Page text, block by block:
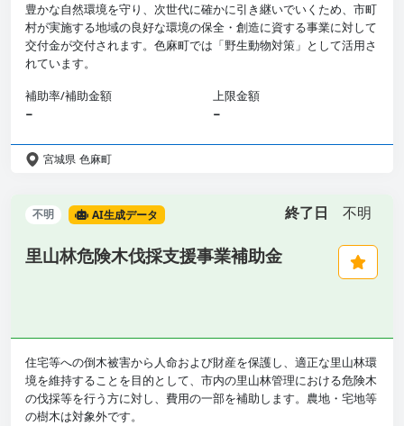
豊かな自然環境を守り、次世代に確かに引き継いでいくため、市町
村が実施する地域の良好な環境の保全・創造に資する事業に対して
交付金が交付されます。色麻町では「野生動物対策」として活用さ
れています。
補助率/補助金額
−
上限金額
−
宮城県 色麻町
不明 AI生成データ 終了日 不明
里山林危険木伐採支援事業補助金
住宅等への倒木被害から人命および財産を保護し、適正な里山林環
境を維持することを目的として、市内の里山林管理における危険木
の伐採等を行う方に対し、費用の一部を補助します。農地・宅地等
の樹木は対象外です。